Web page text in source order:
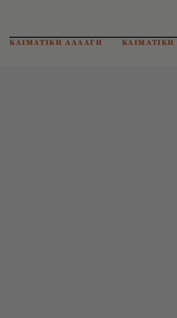
ΚΛΙΜΑΤΙΚΗ ΑΛΛΑΓΗ ΚΛΙΜΑΤΙΚΗ